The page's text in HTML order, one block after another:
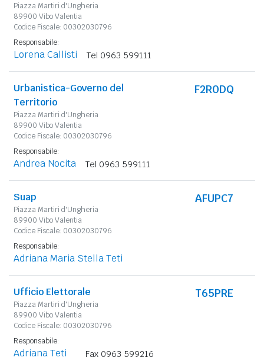
Piazza Martiri d'Ungheria
89900 Vibo Valentia
Codice Fiscale: 00302030796
Responsabile:
Lorena Callisti Tel 0963 599111
Urbanistica-Governo del
Territorio
Piazza Martiri d'Ungheria
89900 Vibo Valentia
Codice Fiscale: 00302030796
F2R0DQ
Responsabile:
Andrea Nocita Tel 0963 599111
Suap
Piazza Martiri d'Ungheria
89900 Vibo Valentia
Codice Fiscale: 00302030796
AFUPC7
Responsabile:
Adriana Maria Stella Teti
Ufficio Elettorale
Piazza Martiri d'Ungheria
89900 Vibo Valentia
Codice Fiscale: 00302030796
T65PRE
Responsabile:
Adriana Teti Fax 0963 599216